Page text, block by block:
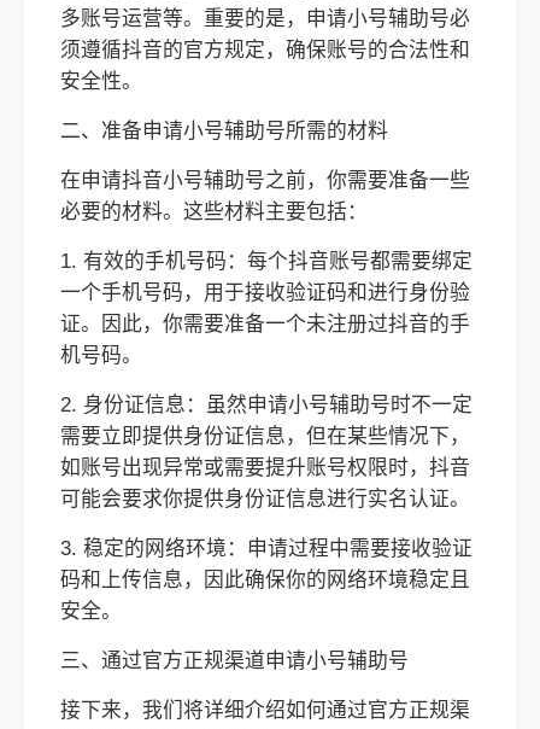
多账号运营等。重要的是，申请小号辅助号必
须遵循抖音的官方规定，确保账号的合法性和
安全性。
二、准备申请小号辅助号所需的材料
在申请抖音小号辅助号之前，你需要准备一些
必要的材料。这些材料主要包括：
1. 有效的手机号码：每个抖音账号都需要绑定
一个手机号码，用于接收验证码和进行身份验
证。因此，你需要准备一个未注册过抖音的手
机号码。
2. 身份证信息：虽然申请小号辅助号时不一定
需要立即提供身份证信息，但在某些情况下，
如账号出现异常或需要提升账号权限时，抖音
可能会要求你提供身份证信息进行实名认证。
3. 稳定的网络环境：申请过程中需要接收验证
码和上传信息，因此确保你的网络环境稳定且
安全。
三、通过官方正规渠道申请小号辅助号
接下来，我们将详细介绍如何通过官方正规渠